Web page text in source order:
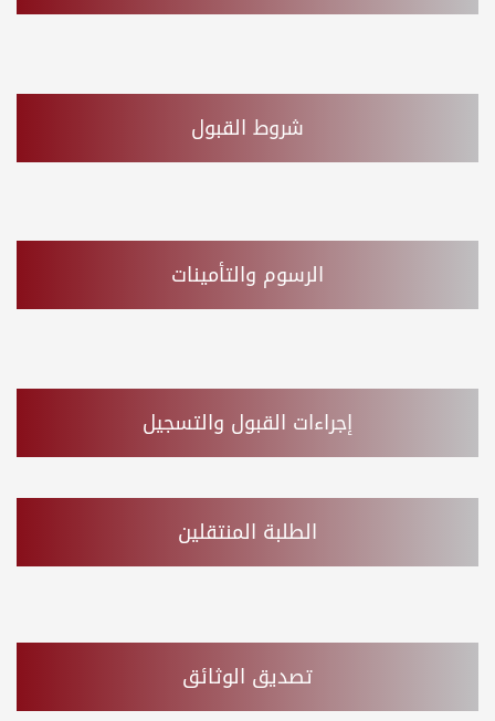
شروط القبول
الرسوم والتأمينات
إجراءات القبول والتسجيل
الطلبة المنتقلين
تصديق الوثائق